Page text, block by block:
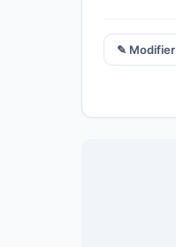
✎ Modifier